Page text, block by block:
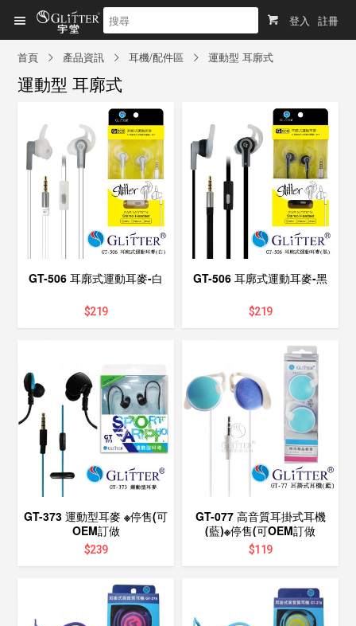
登入 註冊
首頁 產品資訊 耳機/配件區 運動型 耳廓式
運動型 耳廓式
GT-506 耳廓式運動耳麥-白
$219
GT-506 耳廓式運動耳麥-黑
$219
GT-373 運動型耳麥 ※停售(可
OEM訂做
$239
GT-077 高音質耳掛式耳機
(藍)※停售(可OEM訂做
$119